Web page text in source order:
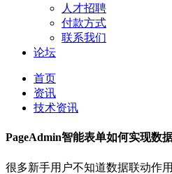
人才招聘
付款方式
联系我们
论坛
首页
资讯
技术资讯
PageAdmin智能表单如何实现数
很多新手用户不知道数据联动作